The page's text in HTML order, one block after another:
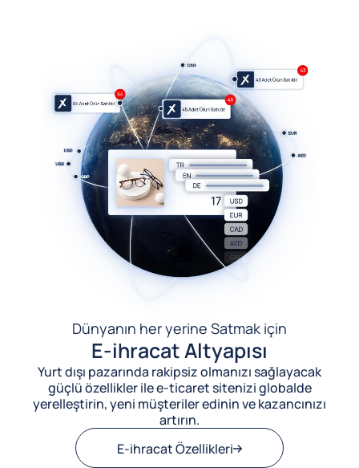
Dünyanın her yerine Satmak için
E-ihracat Altyapısı
Yurt dışı pazarında rakipsiz olmanızı sağlayacak
güçlü özellikler ile e-ticaret sitenizi globalde
yerelleştirin, yeni müşteriler edinin ve kazancınızı
artırın.
E-ihracat Özellikleri